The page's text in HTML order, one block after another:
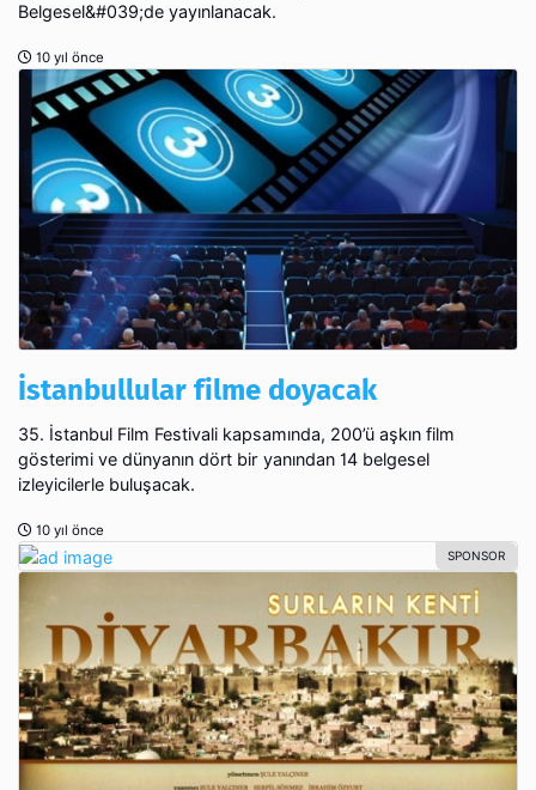
Belgesel&#039;de yayınlanacak.
10 yıl önce
İstanbullular filme doyacak
35. İstanbul Film Festivali kapsamında, 200’ü aşkın film
gösterimi ve dünyanın dört bir yanından 14 belgesel
izleyicilerle buluşacak.
10 yıl önce